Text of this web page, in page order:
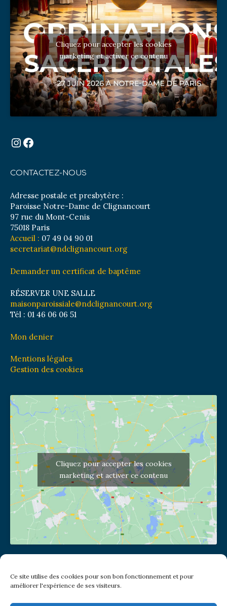
Ce site utilise des cookies pour son bon fonctionnement et pour
améliorer l'expérience de ses visiteurs.
Cliquez pour accepter les cookies
marketing et activer ce contenu
Instagram
Facebook
CONTACTEZ-NOUS
Adresse postale et presbytère :
Paroisse Notre-Dame de Clignancourt
97 rue du Mont-Cenis
75018 Paris
Accueil : 07 49 04 90 01
secretariat@ndclignancourt.org
Demander un certificat de baptême
RÉSERVER UNE SALLE
maisonparoissiale@ndclignancourt.org
Tél : 01 46 06 06 51
Mon denier
Mentions légales
Gestion des cookies
Cliquez pour accepter les cookies
marketing et activer ce contenu
(pas de courrier à cette adresse)
2 place Jules Joffrin - 75018
Metro: Jules Joffrin ou Simplon